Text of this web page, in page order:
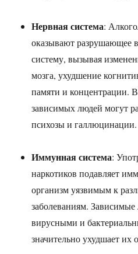
Нервная система:
оказывают разрушающее
систему, вызывая
мозга, ухудшение
памяти и концентрации.
зависимых людей могут
психозы и галлюцинации.
Иммунная система:
наркотиков подавляет
организм уязвимым к
заболеваниям.
вирусными и
значительно ухудшает их